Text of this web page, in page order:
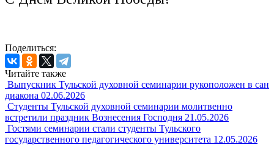
Поделиться:
Читайте также
Выпускник Тульской духовной семинарии рукоположен в сан
диакона 02.06.2026
Студенты Тульской духовной семинарии молитвенно
встретили праздник Вознесения Господня 21.05.2026
Гостями семинарии стали студенты Тульского
государственного педагогического университета 12.05.2026